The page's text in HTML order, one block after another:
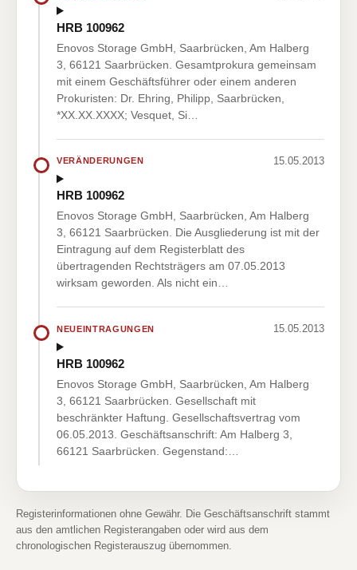
HRB 100962
Enovos Storage GmbH, Saarbrücken, Am Halberg
3, 66121 Saarbrücken. Gesamtprokura gemeinsam
mit einem Geschäftsführer oder einem anderen
Prokuristen: Dr. Ehring, Philipp, Saarbrücken,
*XX.XX.XXXX; Vesquet, Si…
VERÄNDERUNGEN 15.05.2013
HRB 100962
Enovos Storage GmbH, Saarbrücken, Am Halberg
3, 66121 Saarbrücken. Die Ausgliederung ist mit der
Eintragung auf dem Registerblatt des
übertragenden Rechtsträgers am 07.05.2013
wirksam geworden. Als nicht ein…
NEUEINTRAGUNGEN 15.05.2013
HRB 100962
Enovos Storage GmbH, Saarbrücken, Am Halberg
3, 66121 Saarbrücken. Gesellschaft mit
beschränkter Haftung. Gesellschaftsvertrag vom
06.05.2013. Geschäftsanschrift: Am Halberg 3,
66121 Saarbrücken. Gegenstand:…
Registerinformationen ohne Gewähr. Die Geschäftsanschrift stammt
aus den amtlichen Registerangaben oder wird aus dem
chronologischen Registerauszug übernommen.